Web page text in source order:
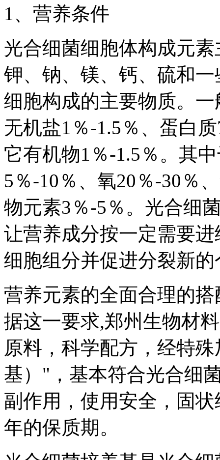
1、营养条件
光合细菌细胞体构成元
钾、钠、镁、钙、硫和
细胞构成的主要物质。
无机盐1％-1.5％、蛋白
它有机物1％-1.5％。其
5％-10％、氧20％-30％
物元素3％-5％。光合细
让营养成分按一定需要
细胞组分并促进分裂新的
营养元素的全面合理的
据这一要求,郑州生物材
原料，科学配方，经特
基）"，基本符合光合细
副作用，使用安全，固
年的保质期。